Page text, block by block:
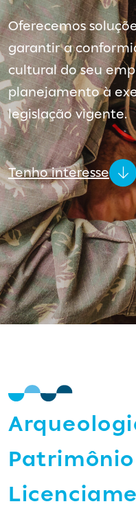
Oferecemos
garantir a
cultural do seu
planejamento à
legislação vigente.
Tenho interesse